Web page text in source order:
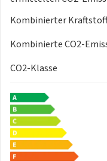
Kombinierter
Kombinierte CO2-
CO2-Klasse